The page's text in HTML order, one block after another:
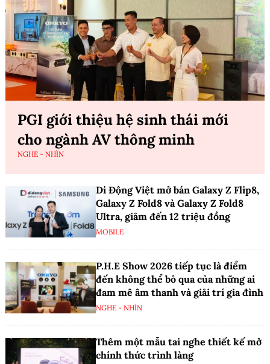
PGI giới thiệu hệ sinh thái mới
cho ngành AV thông minh
NGHE - NHÌN
Di Động Việt mở bán Galaxy Z Flip8,
Galaxy Z Fold8 và Galaxy Z Fold8
Ultra, giảm đến 12 triệu đồng
MOBILE
P.H.E Show 2026 tiếp tục là điểm
đến không thể bỏ qua của những ai
đam mê âm thanh và giải trí gia đình
NGHE - NHÌN
Thêm một mẫu tai nghe thiết kế mở
chính thức trình làng